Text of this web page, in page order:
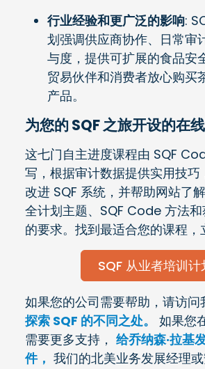
行业经验和更广泛的影响:
划强调供应商协作、日常审
与度，提供可扩展的食品安
贸易伙伴和消费者放心购买
产品。
为您的 SQF 之旅开设的在
这七门自主进度课程由 SQF
写，根据审计数据提供实用技巧
改进 SQF 系统，并帮助网站了
全计划主题、SQF Code 方法和
的要求。找到最适合您的课程，
SQF 从业者培训计
如果您的公司需要帮助，请访问
探索 SQF 的不同之处。
如果您
需要更多支持， 给乔纳森·拉基
件， 我们的北美业务发展经理或